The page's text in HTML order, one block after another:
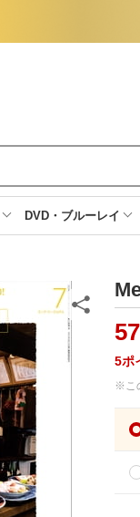
DVD・ブルーレイ
5ポ
※こ